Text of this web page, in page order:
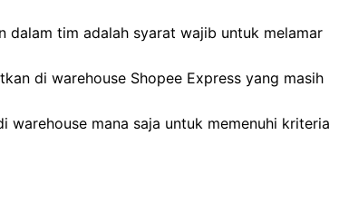
dalam tim adalah syarat wajib untuk melamar
di warehouse Shopee Express yang masih
warehouse mana saja untuk memenuhi kriteria